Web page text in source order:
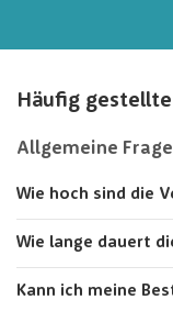
Häufig gestellte
Allgemeine
Wie hoch sind die
Wie lange dauert
Kann ich meine